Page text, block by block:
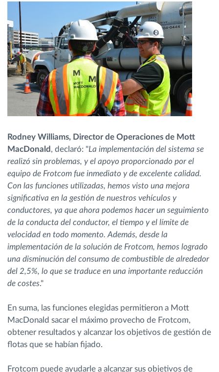
Rodney Williams, Director de Operaciones de Mott
MacDonald , declaró: "La implementación del sistema se
realizó sin problemas, y el apoyo proporcionado por el
equipo de Frotcom fue inmediato y de excelente calidad.
Con las funciones utilizadas, hemos visto una mejora
significativa en la gestión de nuestros vehículos y
conductores, ya que ahora podemos hacer un seguimiento
de la conducta del conductor, el tiempo y el límite de
velocidad en todo momento. Además, desde la
implementación de la solución de Frotcom, hemos logrado
una disminución del consumo de combustible de alrededor
del 2,5%, lo que se traduce en una importante reducción
de costes."
En suma, las funciones elegidas permitieron a Mott
MacDonald sacar el máximo provecho de Frotcom,
obtener resultados y alcanzar los objetivos de gestión de
flotas que se habían fijado.
Frotcom puede ayudarle a alcanzar sus objetivos de